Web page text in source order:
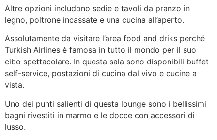
Altre opzioni includono sedie e tavoli da pranzo in
legno, poltrone incassate e una cucina all’aperto.
Assolutamente da visitare l’area food and driks perché
Turkish Airlines è famosa in tutto il mondo per il suo
cibo spettacolare. In questa sala sono disponibili buffet
self-service, postazioni di cucina dal vivo e cucine a
vista.
Uno dei punti salienti di questa lounge sono i bellissimi
bagni rivestiti in marmo e le docce con accessori di
lusso.